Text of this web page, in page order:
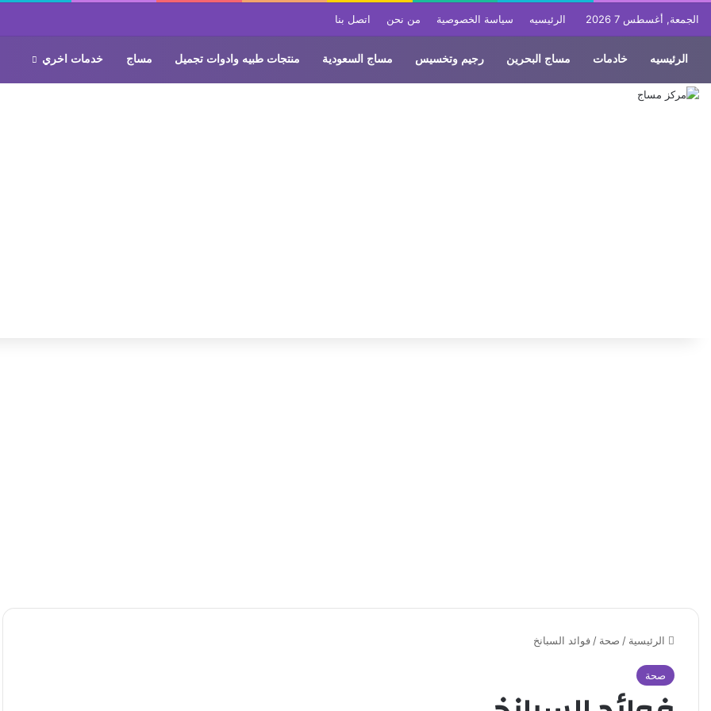
الجمعة, أغسطس 7 2026 الرئيسيه سياسة الخصوصية من نحن اتصل بنا
الرئيسيه خادمات مساج البحرين رجيم وتخسيس مساج السعودية منتجات طبيه وادوات تجميل مساج خدمات اخري
الرئيسية / صحة / فوائد السبانخ
صحة